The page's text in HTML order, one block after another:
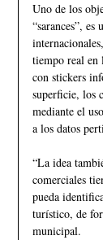
Uno de los
“sarances”, es
tiempo real en
con stickers
superficie, los
mediante el
a los datos
“La idea
comerciales
pueda
turístico, de
municipal.